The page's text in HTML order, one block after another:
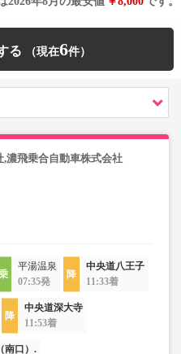
る 6
濃飛乗合自動車株式会社
平湯温泉
07:35発
中央道八王子
11:33着
中央道深大寺
11:53着
南口）.